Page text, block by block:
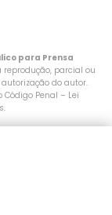
para Prensa
reprodução, parcial ou
do autor.
Penal – Lei
.